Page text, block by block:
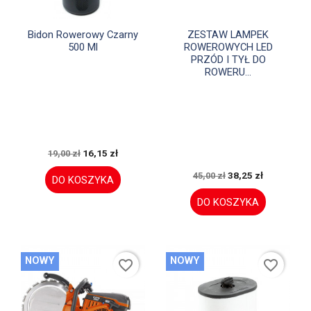
 Szybki podgląd
Bidon Rowerowy Czarny
500 Ml
19,00 zł 16,15 zł
DO KOSZYKA
Szybki podgląd
ZESTAW LAMPEK
ROWEROWYCH LED
PRZÓD I TYŁ DO
ROWERU...
45,00 zł 38,25 zł
DO KOSZYKA
NOWY favorite_border NOWY favorite_border